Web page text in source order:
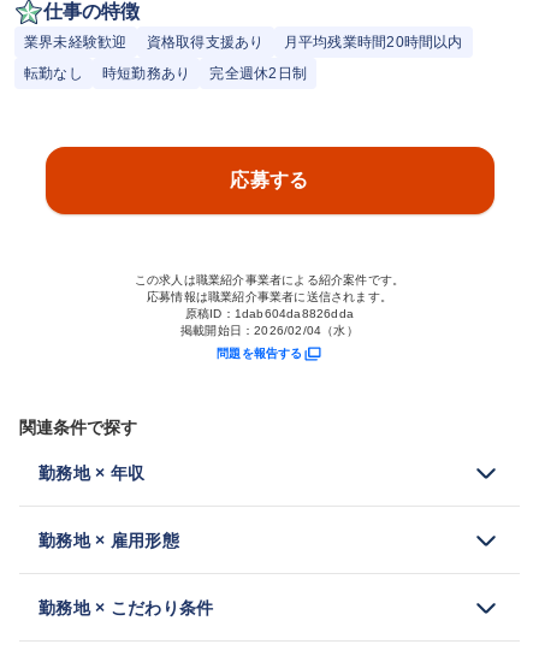
仕事の特徴
業界未経験歓迎 資格取得支援あり
月平均残業時間20時間以内
転勤なし
時短勤務あり 完全週休2日制
応募する
この求人は職業紹介事業者による紹介案件です。
応募情報は職業紹介事業者に送信されます。
原稿ID： 1dab604da8826dda
掲載開始日：2026/02/04（水）
問題を報告する
関連条件で探す
勤務地 × 年収
勤務地 × 雇用形態
勤務地 × こだわり条件